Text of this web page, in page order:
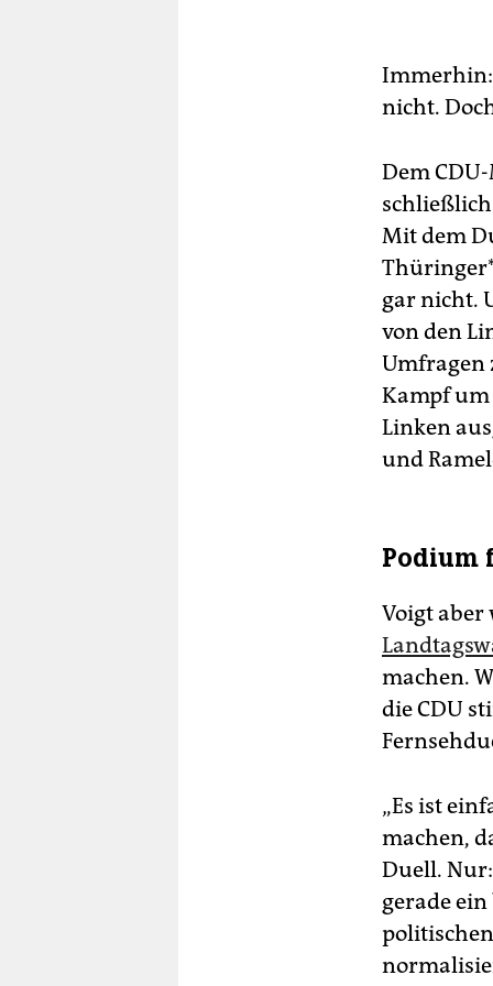
Immerhin:
nicht.
Dem
Mit dem
gar nicht.
von den
Umfragen
Kampf
Linken
und
Podium
Voigt aber
machen.
die CDU
„Es ist
machen,
Duell.
gerade